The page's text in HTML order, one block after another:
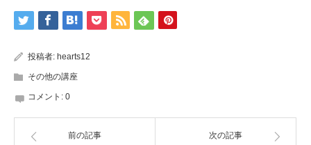
投稿者: hearts12
その他の講座
コメント: 0
前の記事 次の記事